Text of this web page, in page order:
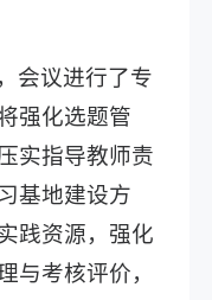
会议进行了专
强化选题管
实指导教师责
基地建设方
践资源，强化
与考核评价，